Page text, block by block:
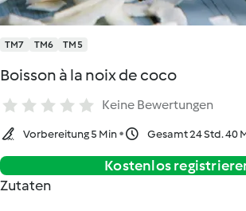
TM7 TM6 TM5
Boisson à la noix de coco
Keine Bewertungen
Vorbereitung 5 Min Gesamt 24 Std. 40
Kostenlos
Zutaten